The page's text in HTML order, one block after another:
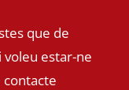
que de
voleu estar-ne